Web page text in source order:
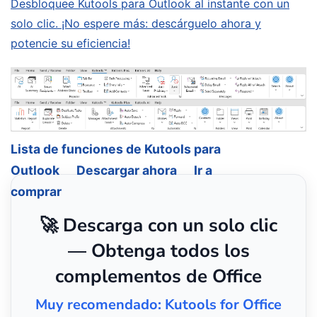
Desbloquee Kutools para Outlook al instante con un
solo clic. ¡No espere más: descárguelo ahora y
potencie su eficiencia!
Lista de funciones de Kutools para
Outlook
Descargar ahora
Ir a
comprar
🚀 Descarga con un solo clic
— Obtenga todos los
complementos de Office
Muy recomendado: Kutools for Office